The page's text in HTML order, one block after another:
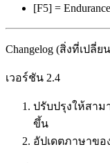
[F5] =
Changelog (สิ่งที่เปลี่
เวอร์ชัน 2.4
ปรับปรุงให้สาม
ขึ้น
อัปเดตภาษาขอ